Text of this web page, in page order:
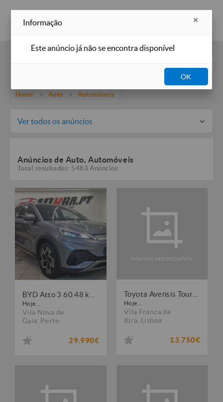
Home Auto Automóveis
Ver todos os anúncios
Anúncios de Auto, Automóveis
Total resultados: 5483 Anúncios
Hoje...
Vila Nova de
Gaia Porto
29.990€
Hoje...
Vila Franca de
Xira Lisboa
13.750€
Informação
Este anúncio já não se encontra disponível
OK